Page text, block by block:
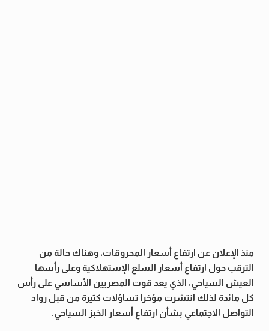
منذ الإعلان عن ارتفاع أسعار المحروقات، وهناك حالة من
الترقب حول ارتفاع أسعار السلع الإستهلاكية وعلى رأسها
العيش السياحي، الذي يعد قوت المصريين الأساسي على رأس
كل مائدة لذلك انتشرت مؤخرا تساؤلات كثيرة من قبل رواد
التواصل الاجتماعي بشأن ارتفاع أسعار الخبز السياحي.